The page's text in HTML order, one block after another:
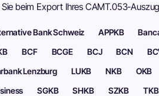
beim Export Ihres CAMT.053-
Bank Schweiz APPKB
BCF BCGE BCJ BCN
Lenzburg
LUKB NKB OKB
SGKB SHKB SZKB TKB